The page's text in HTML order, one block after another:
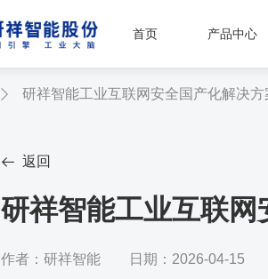
首页 产品中心
 研祥智能工业互联网安全国产化解决方
 返回
研祥智能工业互联
作者：研祥智能 日期：2026-04-15